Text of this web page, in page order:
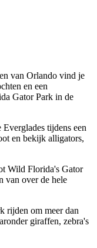
van Orlando vind je
en een
Gator Park in de
tijdens een
en bekijk alligators,
Wild Florida's Gator
van over de hele
rijden om meer dan
giraffen, zebra's